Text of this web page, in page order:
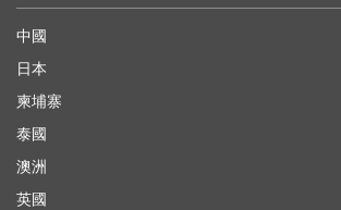
中國
日本
柬埔寨
泰國
澳洲
英國